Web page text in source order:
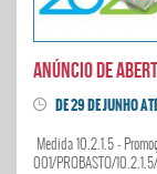
DE 29 DE JUNHO
Medida 10.2.1.5 -
001/PROBASTO/